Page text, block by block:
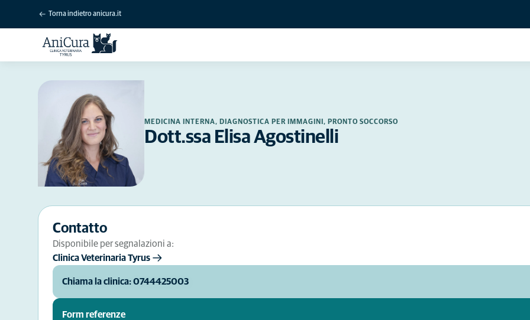
Torna indietro anicura.it
MEDICINA INTERNA, DIAGNOSTICA PER IMMAGINI, PRONTO SOCCORSO
Dott.ssa Elisa Agostinelli
Contatto
Disponibile per segnalazioni a:
Clinica Veterinaria Tyrus
Chiama la clinica: 0744425003
Form referenze